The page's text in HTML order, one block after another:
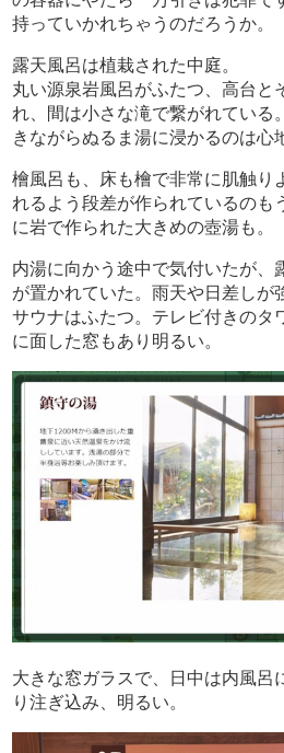
持っていかれちゃうのだろうか。
露天風呂は植栽された中庭。
丸い源泉岩風呂がふたつ、高台と
れ、間は小さな滝で繋がれている
きながらぬるま湯に浸かるのは心
檜風呂も、床も檜で非常に肌触り
れるよう段差が作られているのも
に岩で作られた大きめの壺湯も。
内湯に向かう途中で気付いたが、
が置かれていた。雨天や日差しが
サウナはふたつ。テレビ付きのタ
に面した窓もあり明るい。
大きな窓ガラスで、日中は内風呂
り注ぎ込み、明るい。